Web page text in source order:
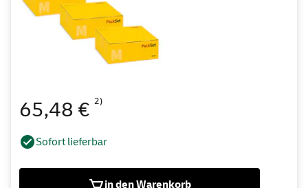
65,48 € 2)
Sofort lieferbar
in den Warenkorb